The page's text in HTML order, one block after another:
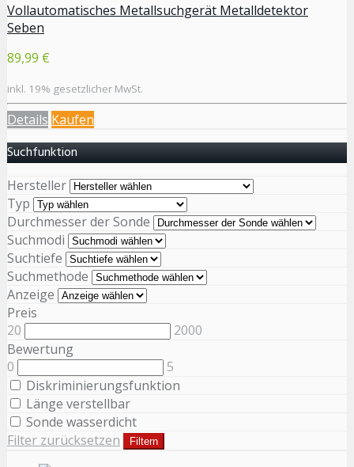
Vollautomatisches Metallsuchgerät Metalldetektor
Seben
89,99 €
inkl. 19% gesetzlicher MwSt.
Details Kaufen
Suchfunktion
Hersteller
Typ
Durchmesser der Sonde
Suchmodi
Suchtiefe
Suchmethode
Anzeige
Preis
20
2000
Bewertung
0
5
Diskriminierungsfunktion
Länge verstellbar
Sonde wasserdicht
Filter zurücksetzen
Filtern